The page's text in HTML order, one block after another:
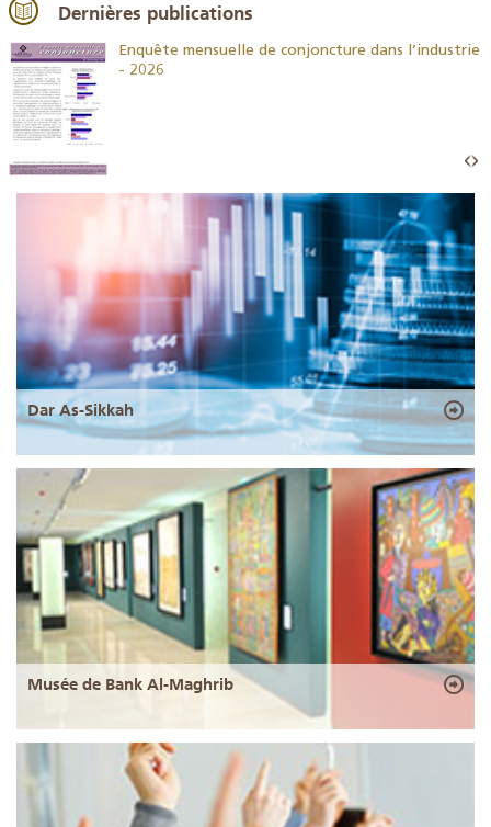
Dernières publications
Enquête mensuelle de conjoncture dans l’industrie
- 2026
Dar As-Sikkah
Musée de Bank Al-Maghrib